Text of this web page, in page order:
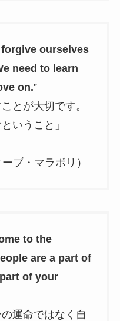
ourselves
need to learn
on.”
とが大切です。
いうこと」
ーブ・マラボリ）
to the
are a part of
of your
運命ではなく自